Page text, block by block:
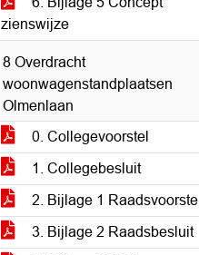
zienswijze
8 Overdracht
woonwagenstandplaatsen
Olmenlaan
0. Collegevoorstel
1. Collegebesluit
2. Bijlage 1 Raadsvoorstel
3. Bijlage 2 Raadsbesluit